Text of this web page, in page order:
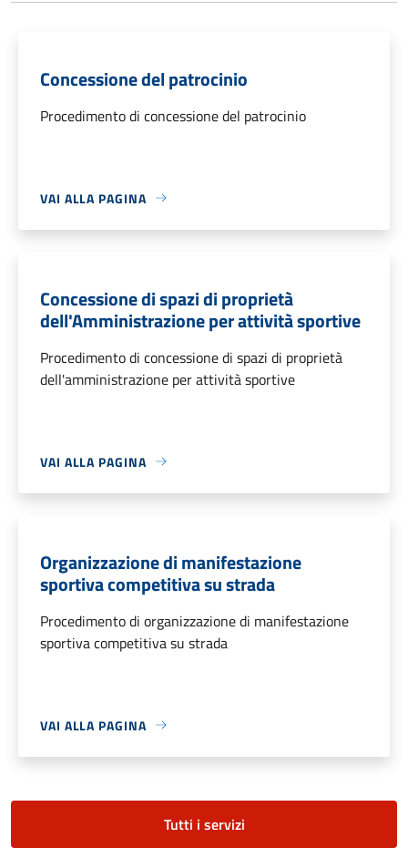
Concessione del patrocinio
Procedimento di concessione del patrocinio
VAI ALLA PAGINA
Concessione di spazi di proprietà
dell'Amministrazione per attività sportive
Procedimento di concessione di spazi di proprietà
dell'amministrazione per attività sportive
VAI ALLA PAGINA
Organizzazione di manifestazione
sportiva competitiva su strada
Procedimento di organizzazione di manifestazione
sportiva competitiva su strada
VAI ALLA PAGINA
Tutti i servizi